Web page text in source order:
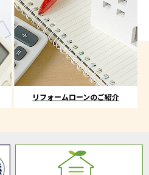
リフォームローンのご紹介